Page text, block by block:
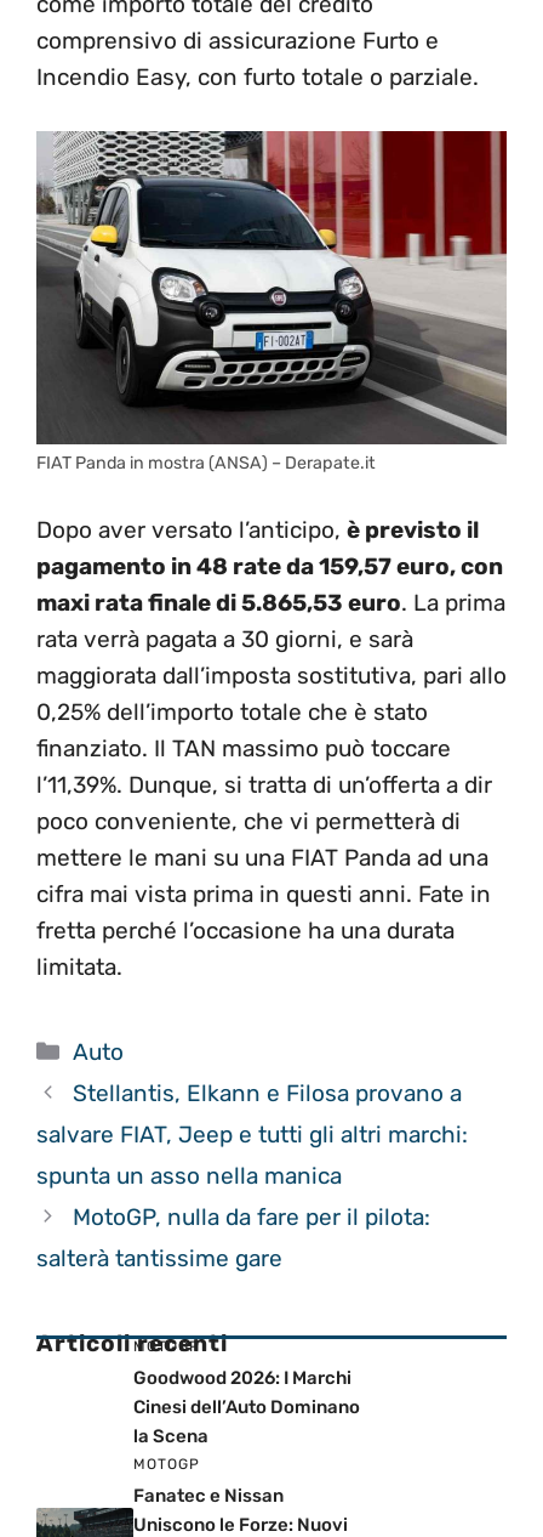
comprensivo di assicurazione Furto e
Incendio Easy, con furto totale o parziale.
FIAT Panda in mostra (ANSA) – Derapate.it
Dopo aver versato l’anticipo, è previsto il
pagamento in 48 rate da 159,57 euro, con
maxi rata finale di 5.865,53 euro. La prima
rata verrà pagata a 30 giorni, e sarà
maggiorata dall’imposta sostitutiva, pari allo
0,25% dell’importo totale che è stato
finanziato. Il TAN massimo può toccare
l’11,39%. Dunque, si tratta di un’offerta a dir
poco conveniente, che vi permetterà di
mettere le mani su una FIAT Panda ad una
cifra mai vista prima in questi anni. Fate in
fretta perché l’occasione ha una durata
limitata.
Categorie
Auto
Stellantis, Elkann e Filosa provano a
salvare FIAT, Jeep e tutti gli altri marchi:
spunta un asso nella manica
MotoGP, nulla da fare per il pilota:
salterà tantissime gare
Articoli recenti
MOTOGP
Goodwood 2026: I Marchi
Cinesi dell’Auto Dominano
la Scena
MOTOGP
Fanatec e Nissan
Uniscono le Forze: Nuovi